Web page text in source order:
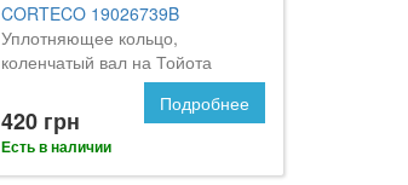
CORTECO 19026739B
Уплотняющее кольцо,
коленчатый вал на Тойота
420 грн
Есть в наличии
Подробнее